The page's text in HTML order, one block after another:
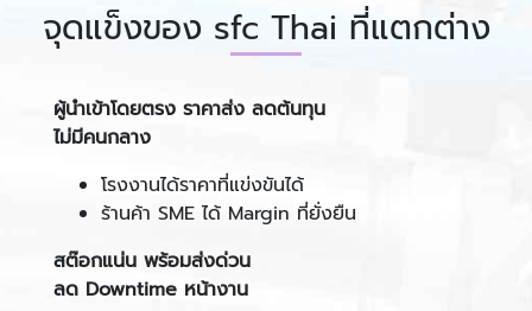
จุดแข็งของ sfc Thai ที่แตกต่าง
ผู้นำเข้าโดยตรง ราคาส่ง ลดต้นทุน
ไม่มีคนกลาง
โรงงานได้ราคาที่แข่งขันได้
ร้านค้า SME ได้ Margin ที่ยั่งยืน
สต๊อกแน่น พร้อมส่งด่วน
ลด Downtime หน้างาน